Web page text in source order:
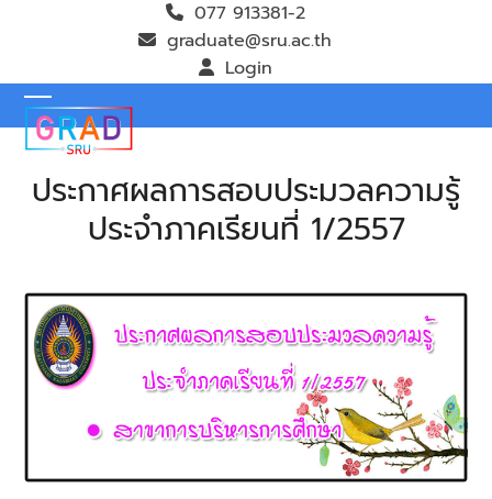
077 913381-2
graduate@sru.ac.th
Login
Open
mobile
menu
Close
mobile
menu
ประกาศผลการสอบประมวลความรู้
ประจำภาคเรียนที่ 1/2557